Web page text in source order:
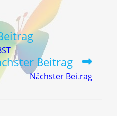
Beitrag
Nächster Beitrag